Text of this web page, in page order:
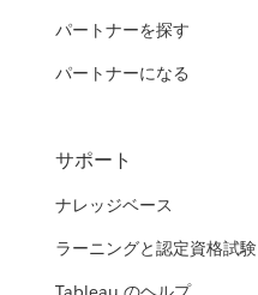
パートナーを探す
パートナーになる
サポート
ナレッジベース
ラーニングと認定資格試験